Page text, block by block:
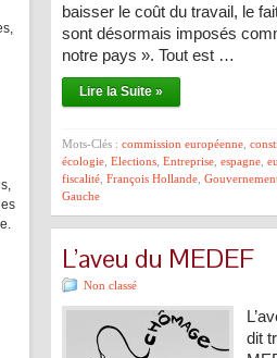
baisser le coût du travail, le
sont désormais imposés
notre pays ». Tout est …
Lire la Suite »
Mots-Clés : commission européenne
écologie Elections Entreprise espagne
fiscalité François Hollande
Gauche
L’aveu du MEDEF
Non classé
dit